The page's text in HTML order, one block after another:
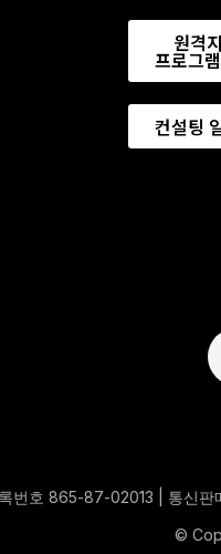
원격
프로그
컨설팅
번호 865-87-02013 | 통신판
©